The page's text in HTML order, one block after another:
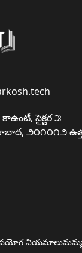
సైక్టర ౫
౨౦౧౦౧౨
నియమాలు